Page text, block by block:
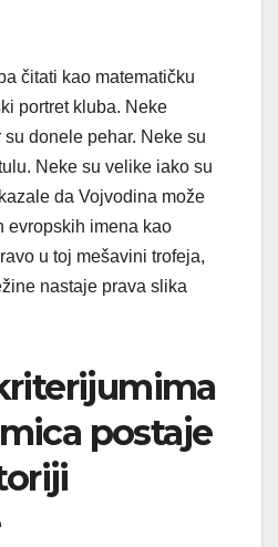
čitati kao matematičku
portret kluba. Neke
donele pehar. Neke su
Neke su velike iako su
da Vojvodina može
evropskih imena kao
u toj mešavini trofeja,
nastaje prava slika
postaje